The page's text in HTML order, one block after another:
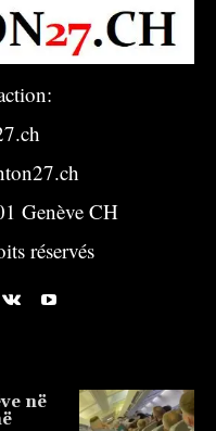
Genève CH
réservés
në